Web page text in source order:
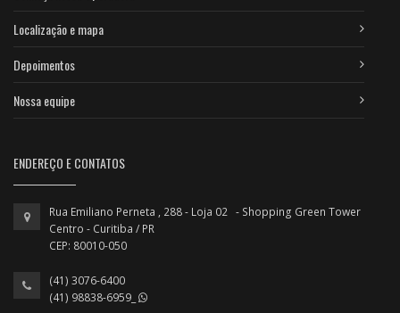
Localização e mapa
Depoimentos
Nossa equipe
ENDEREÇO E CONTATOS
Rua Emiliano Perneta , 288 - Loja 02 - Shopping Green Tower
Centro - Curitiba / PR
CEP: 80010-050
(41) 3076-6400
(41) 98838-6959_